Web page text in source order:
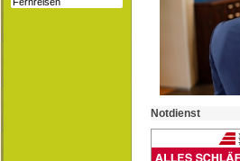
Notdienst